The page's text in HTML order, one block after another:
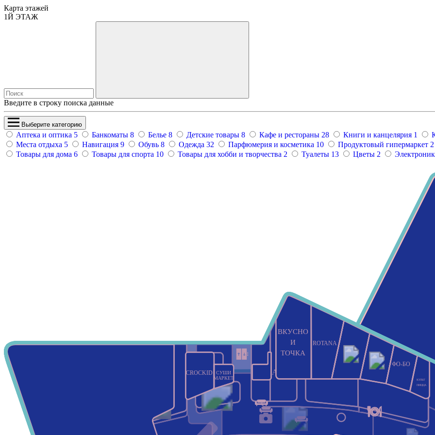
Карта этажей
1Й ЭТАЖ
Введите в строку поиска данные
Выберите категорию
Аптека и оптика 5 Банкоматы 8 Белье 8 Детские товары 8 Кафе и рестораны 28 Книги и канцелярия 1
Места отдыха 5 Навигация 9 Обувь 8 Одежда 32 Парфюмерия и косметика 10 Продуктовый гипермаркет 2
Товары для дома 6 Товары для спорта 10 Товары для хобби и творчества 2 Туалеты 13 Цветы 2
LOVE
REPUBLIC
Askona
CROCKID СУШИ
МАРКЕТ
ВКУСНО
И
ТОЧКА
ROTANA
ФО-БО
КУЛЬТ
ПИЦЦА